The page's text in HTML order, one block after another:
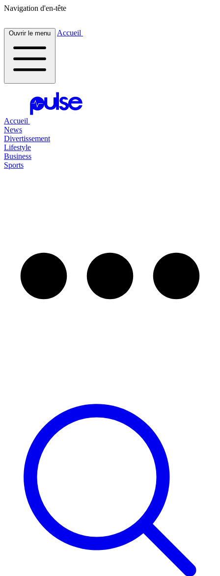
Navigation d'en-tête
Ouvrir le menu Accueil
Accueil
News
Divertissement
Lifestyle
Business
Sports